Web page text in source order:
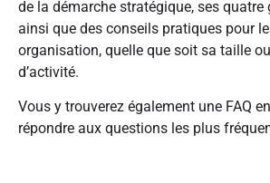
de la démarche stratégique, ses quatre
ainsi que des conseils pratiques pour
organisation, quelle que soit sa taille
d’activité.
Vous y trouverez également une FAQ
répondre aux questions les plus